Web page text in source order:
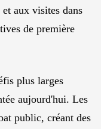
aux visites dans
de première
plus larges
aujourd'hui. Les
public, créant des